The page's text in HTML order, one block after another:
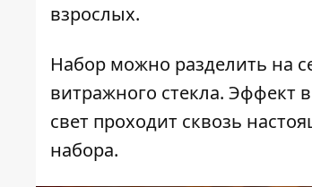
взрослых.
Набор можно разделить на
витражного стекла. Эффект
свет проходит сквозь
набора.